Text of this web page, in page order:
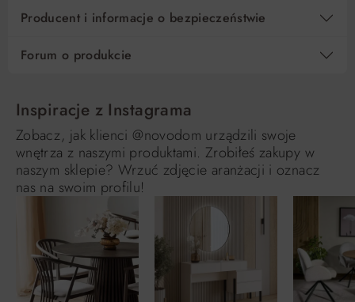
Producent i informacje o bezpieczeństwie
Forum o produkcie
Inspiracje z Instagrama
Zobacz, jak klienci @novodom urządzili swoje
wnętrza z naszymi produktami. Zrobiłeś zakupy w
naszym sklepie? Wrzuć zdjęcie aranżacji i oznacz
nas na swoim profilu!